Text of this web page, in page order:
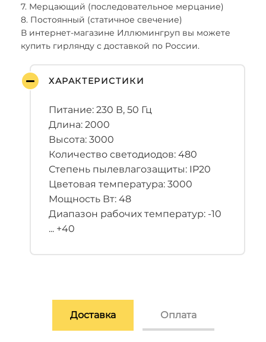
7. Мерцающий (последовательное мерцание)
8. Постоянный (статичное свечение)
В интернет-магазине Иллюмингруп вы можете
купить гирлянду с доставкой по России.
ХАРАКТЕРИСТИКИ
Питание: 230 В, 50 Гц
Длина: 2000
Высота: 3000
Количество светодиодов: 480
Степень пылевлагозащиты: IP20
Цветовая температура: 3000
Мощность Вт: 48
Диапазон рабочих температур: -10
... +40
Доставка Оплата